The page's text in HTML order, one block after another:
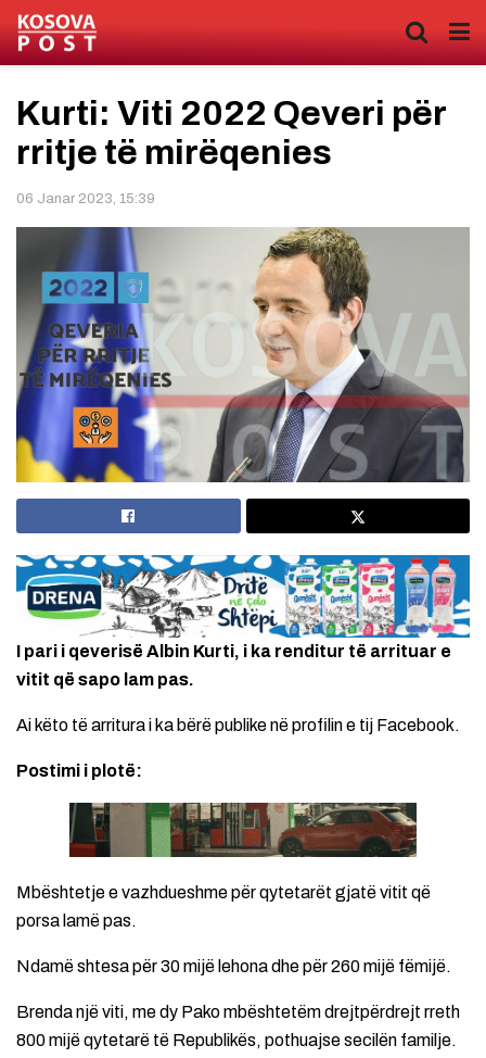
Kurti: Viti 2022 Qeveri për
rritje të mirëqenies
06 Janar 2023, 15:39
I pari i qeverisë Albin Kurti, i ka renditur të arrituar e
vitit që sapo lam pas.
Ai këto të arritura i ka bërë publike në profilin e tij Facebook.
Postimi i plotë:
Mbështetje e vazhdueshme për qytetarët gjatë vitit që
porsa lamë pas.
Ndamë shtesa për 30 mijë lehona dhe për 260 mijë fëmijë.
Brenda një viti, me dy Pako mbështetëm drejtpërdrejt rreth
800 mijë qytetarë të Republikës, pothuajse secilën familje.